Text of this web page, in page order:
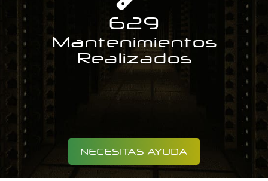
629
Mantenimientos
Realizados
NECESITAS AYUDA